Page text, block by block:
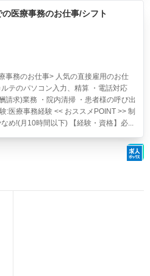
の医療事務のお仕事/シフト
事務のお仕事> 人気の直接雇用のお仕
テのパソコン入力、精算 ・電話対応
請求)業務 ・院内清掃 ・患者様の呼び出
:医療事務経験 << おススメPOINT >> 制
め!(月10時間以下) 【経験・資格】必...